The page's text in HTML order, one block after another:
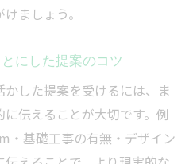
ましょう。
にした提案のコツ
した提案を受けるには、ま
伝えることが大切です。例
・基礎工事の有無・デザイン